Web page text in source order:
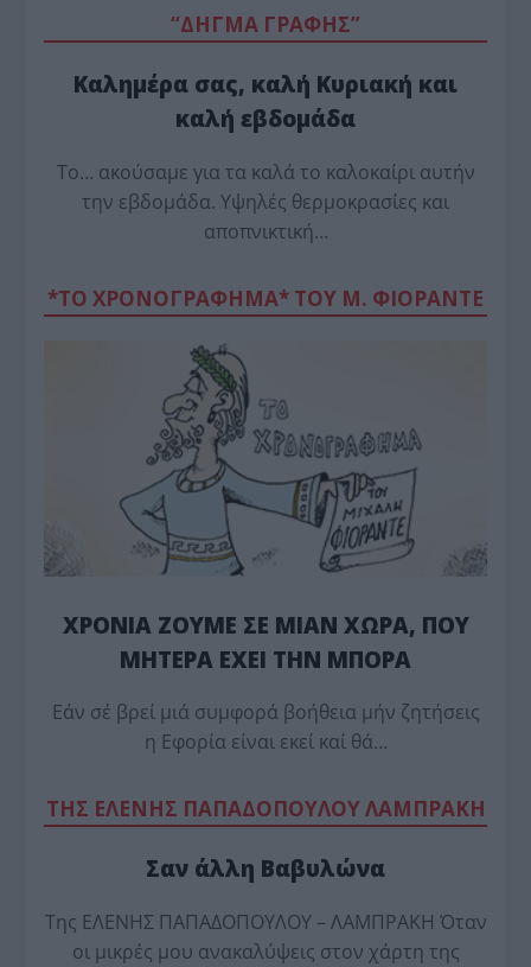
“ΔΗΓΜΑ ΓΡΑΦΗΣ”
Καλημέρα σας, καλή Κυριακή και
καλή εβδομάδα
Το… ακούσαμε για τα καλά το καλοκαίρι αυτήν
την εβδομάδα. Υψηλές θερμοκρασίες και
αποπνικτική…
*ΤΟ ΧΡΟΝΟΓΡΑΦΗΜΑ* ΤΟΥ Μ. ΦΙΟΡΆΝΤΕ
ΧΡΟΝΙΑ ΖΟΥΜΕ ΣΕ ΜΙΑΝ ΧΩΡΑ, ΠΟΥ
ΜΗΤΕΡΑ ΕΧΕΙ ΤΗΝ ΜΠΟΡΑ
Εάν σέ βρεί μιά συμφορά βοήθεια μήν ζητήσεις
η Εφορία είναι εκεί καί θά…
TΗΣ ΕΛΕΝΗΣ ΠΑΠΑΔΟΠΟΥΛΟΥ ΛΑΜΠΡΑΚΗ
Σαν άλλη Βαβυλώνα
Της ΕΛΕΝΗΣ ΠΑΠΑΔΟΠΟΥΛΟΥ – ΛΑΜΠΡΑΚΗ Όταν
οι μικρές μου ανακαλύψεις στον χάρτη της